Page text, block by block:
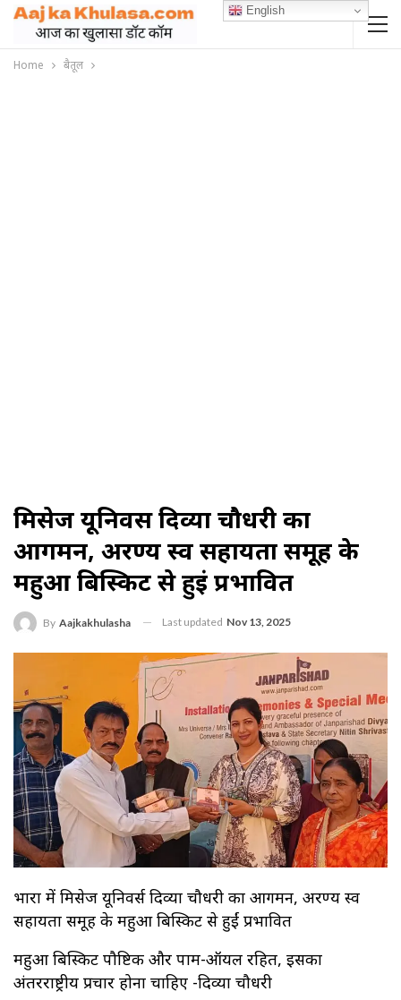
Home बैतूल
मिसेज यूनिवर्स दिव्या चौधरी का
आगमन, अरण्य स्व सहायता समूह के
महुआ बिस्किट से हुईं प्रभावित
By Aajkakhulasha Last updated Nov 13, 2025
भौंरा में मिसेज यूनिवर्स दिव्या चौधरी का आगमन, अरण्य स्व
सहायता समूह के महुआ बिस्किट से हुईं प्रभावित
महुआ बिस्किट पौष्टिक और पाम-ऑयल रहित, इसका
अंतरराष्ट्रीय प्रचार होना चाहिए -दिव्या चौधरी
English